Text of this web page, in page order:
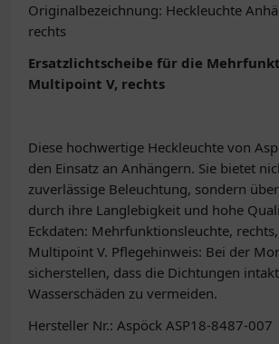
Originalbezeichnung: Heckleuchte
rechts
Ersatzlichtscheibe für die
Multipoint V, rechts
Diese hochwertige Heckleuchte von
den Einsatz an Anhängern. Sie bietet
zuverlässige Beleuchtung, sondern
durch ihre Langlebigkeit und hohe
Eckdaten: Mehrfunktionsleuchte,
Multipoint V. Pflegehinweis: Bei der
sicherstellen, dass die Dichtungen
Wasserschäden zu vermeiden.
Hersteller Nr.: Aspöck ASP18-8487-007